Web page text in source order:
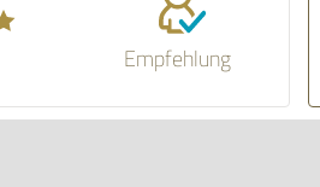
Empfehlung